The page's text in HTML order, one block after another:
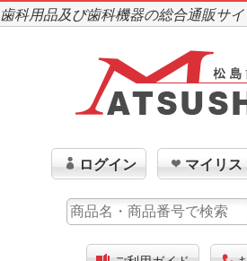
歯科用品及び歯科機器の総合通販サイ
ログイン マイリス